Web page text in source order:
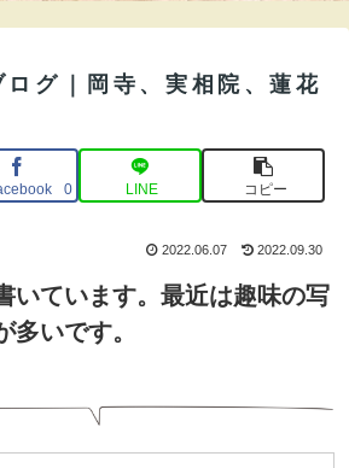
グ｜岡寺、実相院、蓮花
0 LINE コピー
2022.06.07 2022.09.30
いています。最近は趣味の写
多いです。